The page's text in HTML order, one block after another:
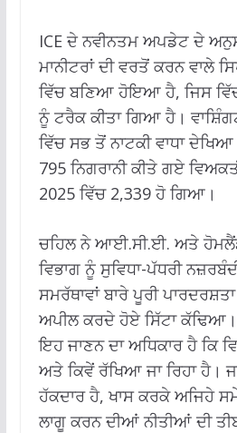
ICE ਦੇ ਨਵੀਨਤਮ ਅਪਡੇਟ ਦੇ
ਮਾਨੀਟਰਾਂ ਦੀ ਵਰਤੋਂ ਕਰਨ ਵਾਲੇ
ਵਿੱਚ ਬਣਿਆ ਹੋਇਆ ਹੈ, ਜਿਸ
ਨੂੰ ਟਰੈਕ ਕੀਤਾ ਗਿਆ ਹੈ।
ਵਿੱਚ ਸਭ ਤੋਂ ਨਾਟਕੀ ਵਾਧਾ
795 ਨਿਗਰਾਨੀ ਕੀਤੇ ਗਏ
2025 ਵਿੱਚ 2,339 ਹੋ ਗਿਆ।
ਚਹਿਲ ਨੇ ਆਈ.ਸੀ.ਈ. ਅਤੇ
ਵਿਭਾਗ ਨੂੰ ਸੁਵਿਧਾ-ਪੱਧਰੀ
ਸਮਰੱਥਾਵਾਂ ਬਾਰੇ ਪੂਰੀ
ਅਪੀਲ ਕਰਦੇ ਹੋਏ ਸਿੱਟਾ
ਇਹ ਜਾਣਨ ਦਾ ਅਧਿਕਾਰ ਹੈ ਕਿ
ਅਤੇ ਕਿਵੇਂ ਰੱਖਿਆ ਜਾ ਰਿਹਾ ਹੈ।
ਹੱਕਦਾਰ ਹੈ, ਖਾਸ ਕਰਕੇ ਅਜਿਹੇ
ਲਾਗੂ ਕਰਨ ਦੀਆਂ ਨੀਤੀਆਂ ਦੀ